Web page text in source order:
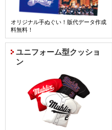
オリジナル手ぬぐい！版代データ作成
料無料！
ユニフォーム型クッショ
ン